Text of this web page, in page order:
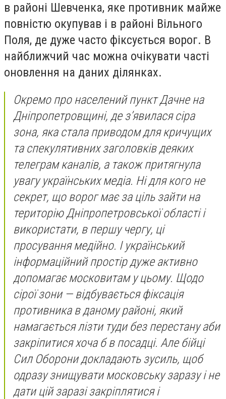
в районі Шевченка, яке противник майже
повністю окупував і в районі Вільного
Поля, де дуже часто фіксується ворог. В
найближчий час можна очікувати часті
оновлення на даних ділянках.
Окремо про населений пункт Дачне на
Дніпропетровщині, де з’явилася сіра
зона, яка стала приводом для кричущих
та спекулятивних заголовків деяких
телеграм каналів, а також притягнула
увагу українських медіа. Ні для кого не
секрет, що ворог має за ціль зайти на
територію Дніпропетровської області і
використати, в першу чергу, ці
просування медійно. І український
інформаційний простір дуже активно
допомагає московитам у цьому. Щодо
сірої зони — відбувається фіксація
противника в даному районі, який
намагається лізти туди без перестану аби
закріпитися хоча б в посадці. Але бійці
Сил Оборони докладають зусиль, щоб
одразу знищувати московську заразу і не
дати цій заразі закріплятися і